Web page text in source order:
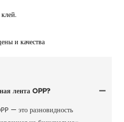
и качества
лента OPP?
— это разновидность